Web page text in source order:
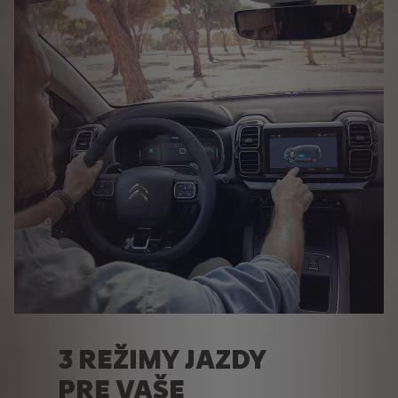
3 REŽIMY JAZDY
PRE VAŠE